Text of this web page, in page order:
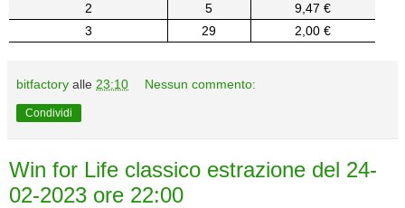
2
5
9,47 €
3
29 2,00 €
bitfactory alle 23:10 Nessun commento:
Condividi
Win for Life classico estrazione del 24-
02-2023 ore 22:00